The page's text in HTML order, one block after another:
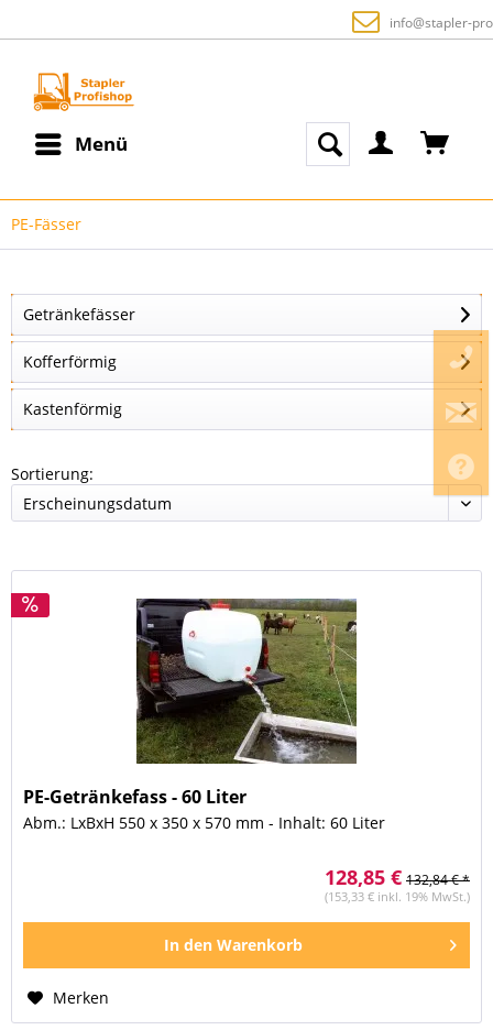
info@stapler-profishop.de
Menü
PE-Fässer
Getränkefässer
Kofferförmig
Kastenförmig
Sortierung:
PE-Getränkefass - 60 Liter
Abm.: LxBxH 550 x 350 x 570 mm - Inhalt: 60 Liter
128,85 € 132,84 € *
(153,33 € inkl. 19% MwSt.)
In den Warenkorb
Merken